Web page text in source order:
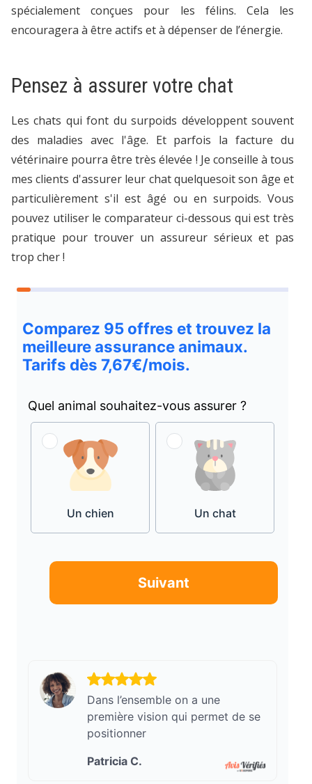
spécialement conçues pour les félins. Cela les
encouragera à être actifs et à dépenser de l’énergie.
Pensez à assurer votre chat
Les chats qui font du surpoids développent souvent
des maladies avec l'âge. Et parfois la facture du
vétérinaire pourra être très élevée ! Je conseille à tous
mes clients d'assurer leur chat quelquesoit son âge et
particulièrement s'il est âgé ou en surpoids. Vous
pouvez utiliser le comparateur ci-dessous qui est très
pratique pour trouver un assureur sérieux et pas
trop cher !